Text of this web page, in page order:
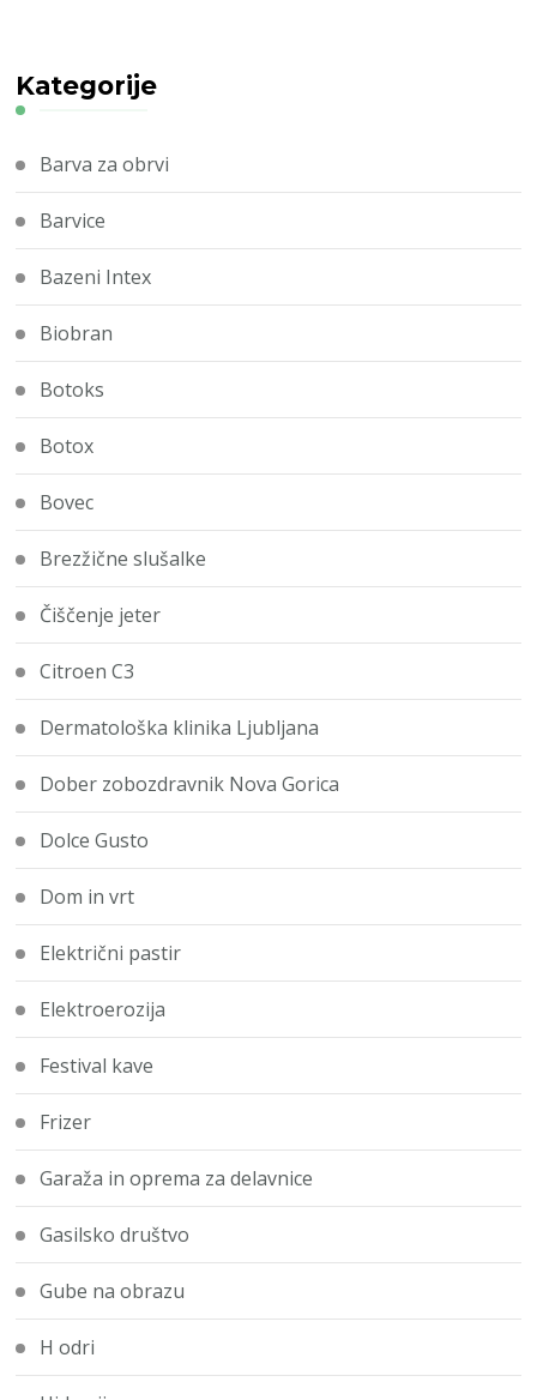
Kategorije
Barva za obrvi
Barvice
Bazeni Intex
Biobran
Botoks
Botox
Bovec
Brezžične slušalke
Čiščenje jeter
Citroen C3
Dermatološka klinika Ljubljana
Dober zobozdravnik Nova Gorica
Dolce Gusto
Dom in vrt
Električni pastir
Elektroerozija
Festival kave
Frizer
Garaža in oprema za delavnice
Gasilsko društvo
Gube na obrazu
H odri